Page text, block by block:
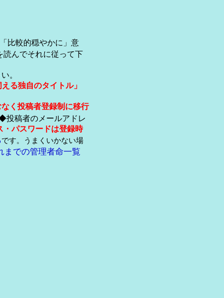
比較的穏やかに」意
読んでそれに従って下
。
る独自のタイトル」
く投稿者登録制に移行
投稿者のメールアドレ
パスワードは登録時
です。うまくいかない場
までの管理者命一覧